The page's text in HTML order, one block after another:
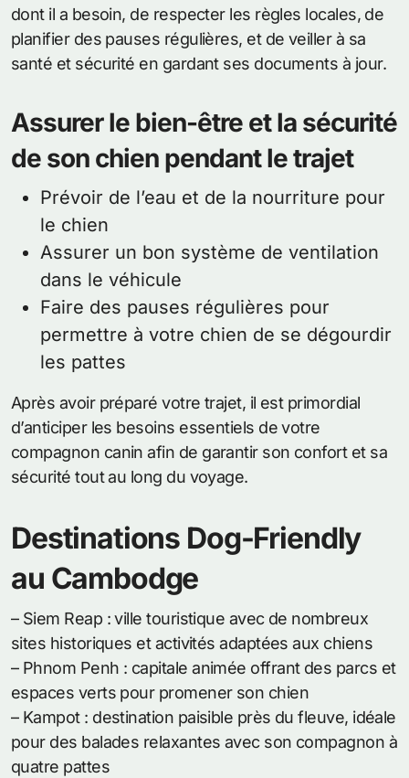
dont il a besoin, de respecter les règles locales, de
planifier des pauses régulières, et de veiller à sa
santé et sécurité en gardant ses documents à jour.
Assurer le bien-être et la sécurité
de son chien pendant le trajet
Prévoir de l’eau et de la nourriture pour
le chien
Assurer un bon système de ventilation
dans le véhicule
Faire des pauses régulières pour
permettre à votre chien de se dégourdir
les pattes
Après avoir préparé votre trajet, il est primordial
d’anticiper les besoins essentiels de votre
compagnon canin afin de garantir son confort et sa
sécurité tout au long du voyage.
Destinations Dog-Friendly
au Cambodge
– Siem Reap : ville touristique avec de nombreux
sites historiques et activités adaptées aux chiens
– Phnom Penh : capitale animée offrant des parcs et
espaces verts pour promener son chien
– Kampot : destination paisible près du fleuve, idéale
pour des balades relaxantes avec son compagnon à
quatre pattes